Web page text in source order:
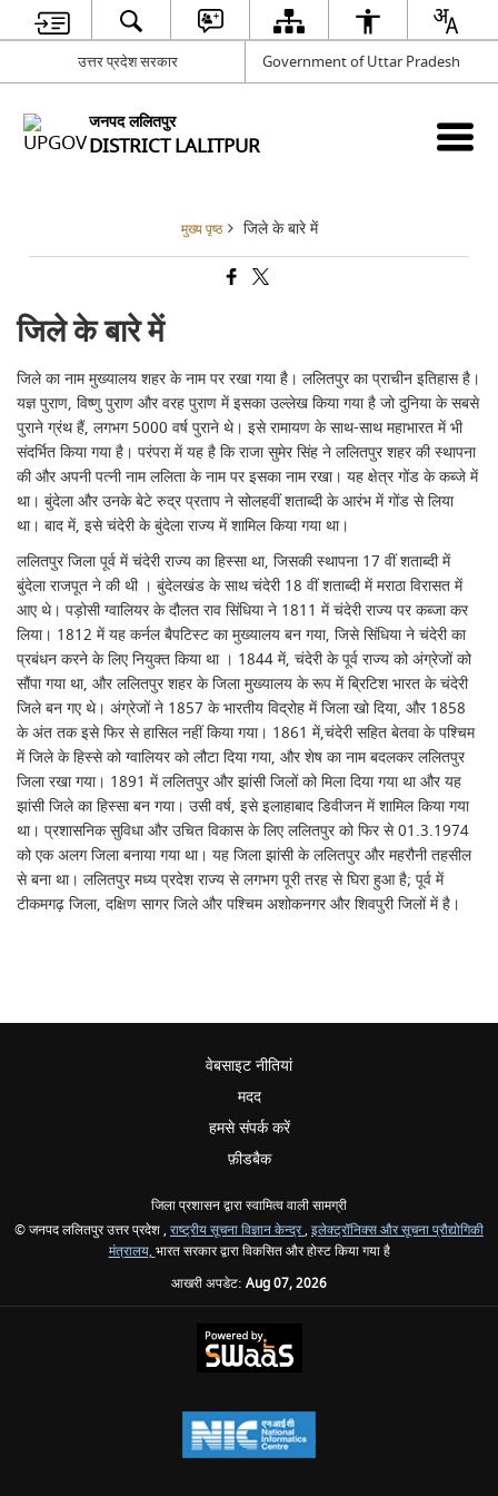
उत्तर प्रदेश सरकार Government of Uttar Pradesh
जनपद ललितपुर
DISTRICT LALITPUR
मुख्य पृष्ठ जिले के बारे में
जिले के बारे में
जिले का नाम मुख्यालय शहर के नाम पर रखा गया है। ललितपुर का प्राचीन इतिहास है।
यज्ञ पुराण, विष्णु पुराण और वरह पुराण में इसका उल्लेख किया गया है जो दुनिया के सबसे
पुराने ग्रंथ हैं, लगभग 5000 वर्ष पुराने थे। इसे रामायण के साथ-साथ महाभारत में भी
संदर्भित किया गया है। परंपरा में यह है कि राजा सुमेर सिंह ने ललितपुर शहर की स्थापना
की और अपनी पत्नी नाम ललिता के नाम पर इसका नाम रखा। यह क्षेत्र गोंड के कब्जे में
था। बुंदेला और उनके बेटे रुद्र प्रताप ने सोलहवीं शताब्दी के आरंभ में गोंड से लिया
था। बाद में, इसे चंदेरी के बुंदेला राज्य में शामिल किया गया था।
ललितपुर जिला पूर्व में चंदेरी राज्य का हिस्सा था, जिसकी स्थापना 17 वीं शताब्दी में
बुंदेला राजपूत ने की थी । बुंदेलखंड के साथ चंदेरी 18 वीं शताब्दी में मराठा विरासत में
आए थे। पड़ोसी ग्वालियर के दौलत राव सिंधिया ने 1811 में चंदेरी राज्य पर कब्जा कर
लिया। 1812 में यह कर्नल बैपटिस्ट का मुख्यालय बन गया, जिसे सिंधिया ने चंदेरी का
प्रबंधन करने के लिए नियुक्त किया था । 1844 में, चंदेरी के पूर्व राज्य को अंग्रेजों को
सौंपा गया था, और ललितपुर शहर के जिला मुख्यालय के रूप में ब्रिटिश भारत के चंदेरी
जिले बन गए थे। अंग्रेजों ने 1857 के भारतीय विद्रोह में जिला खो दिया, और 1858
के अंत तक इसे फिर से हासिल नहीं किया गया। 1861 में,चंदेरी सहित बेतवा के पश्चिम
में जिले के हिस्से को ग्वालियर को लौटा दिया गया, और शेष का नाम बदलकर ललितपुर
जिला रखा गया। 1891 में ललितपुर और झांसी जिलों को मिला दिया गया था और यह
झांसी जिले का हिस्सा बन गया। उसी वर्ष, इसे इलाहाबाद डिवीजन में शामिल किया गया
था। प्रशासनिक सुविधा और उचित विकास के लिए ललितपुर को फिर से 01.3.1974
को एक अलग जिला बनाया गया था। यह जिला झांसी के ललितपुर और महरौनी तहसील
से बना था। ललितपुर मध्य प्रदेश राज्य से लगभग पूरी तरह से घिरा हुआ है; पूर्व में
टीकमगढ़ जिला, दक्षिण सागर जिले और पश्चिम अशोकनगर और शिवपुरी जिलों में है।
वेबसाइट नीतियां
मदद
हमसे संपर्क करें
फ़ीडबैक
जिला प्रशासन द्वारा स्वामित्व वाली सामग्री
© जनपद ललितपुर उत्तर प्रदेश , राष्ट्रीय सूचना विज्ञान केन्द्र, इलेक्ट्रॉनिक्स और सूचना प्रौद्योगिकी
मंत्रालय, भारत सरकार द्वारा विकसित और होस्ट किया गया है
आखरी अपडेट: Aug 07, 2026